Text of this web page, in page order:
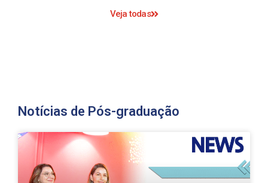
Veja todas
Notícias de Pós-graduação